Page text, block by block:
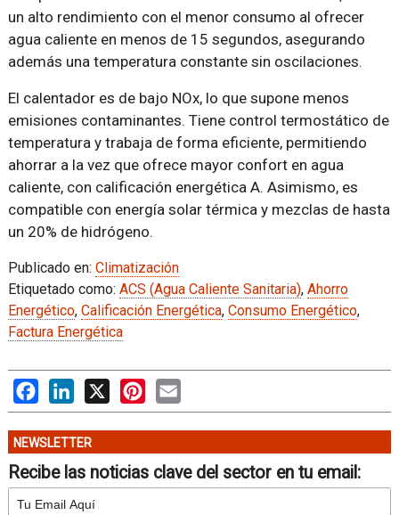
un alto rendimiento con el menor consumo al ofrecer
agua caliente en menos de 15 segundos, asegurando
además una temperatura constante sin oscilaciones.
El calentador es de bajo NOx, lo que supone menos
emisiones contaminantes. Tiene control termostático de
temperatura y trabaja de forma eficiente, permitiendo
ahorrar a la vez que ofrece mayor confort en agua
caliente, con calificación energética A. Asimismo, es
compatible con energía solar térmica y mezclas de hasta
un 20% de hidrógeno.
Publicado en: Climatización
Etiquetado como: ACS (Agua Caliente Sanitaria), Ahorro
Energético, Calificación Energética, Consumo Energético,
Factura Energética
FacebookLinkedIn Pinterest
NEWSLETTER
Recibe las noticias clave del sector en tu email: